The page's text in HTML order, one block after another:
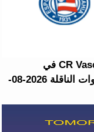
موعد مباراة EC Bahia ضد CR Vasco da Gama في
Campeonato Brasileiro Série A والقنوات الناقلة 2026-08-